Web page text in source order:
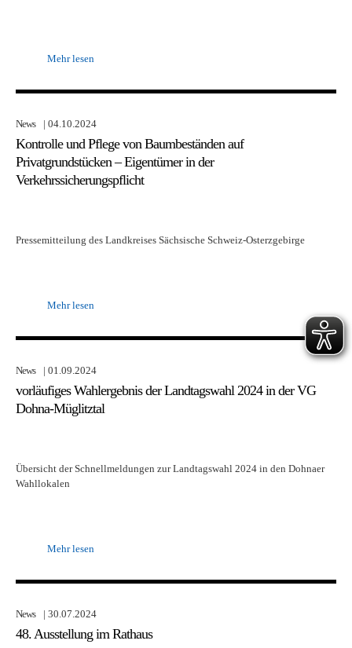
Mehr lesen
News | 04.10.2024
Kontrolle und Pflege von Baumbeständen auf
Privatgrundstücken – Eigentümer in der
Verkehrssicherungspflicht
Pressemitteilung des Landkreises Sächsische Schweiz-Osterzgebirge
Mehr lesen
News | 01.09.2024
vorläufiges Wahlergebnis der Landtagswahl 2024 in der VG
Dohna-Müglitztal
Übersicht der Schnellmeldungen zur Landtagswahl 2024 in den Dohnaer
Wahllokalen
Mehr lesen
News | 30.07.2024
48. Ausstellung im Rathaus